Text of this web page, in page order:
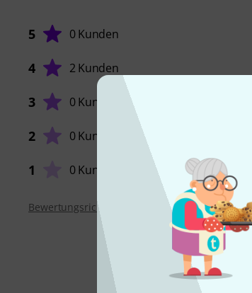
5 0 Kunden
4 2 Kunden
3 0 Kunden
2 0 Kunden
1 0 Kunden
Bewertungsrichtlinien